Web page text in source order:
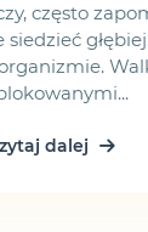
często
dalej